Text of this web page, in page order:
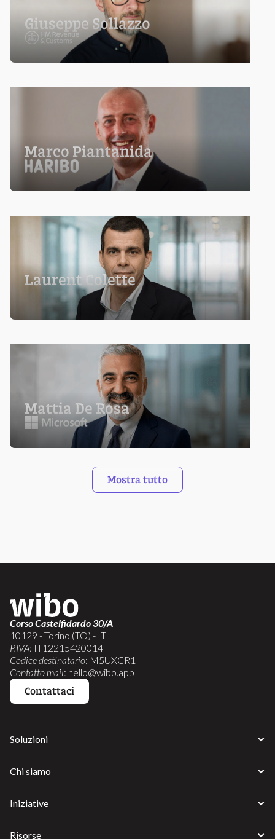
Giuseppe Sollazzo
Marco Piantanida
Laurent Colette
Mattia De Rosa
Mostra tutto
Corso Castelfidardo 30/A
10129 - Torino (TO) - IT
P.IVA: IT12215420014
Codice destinatario: M5UXCR1
Contatto mail: hello@wibo.app
Contattaci
Soluzioni
Chi siamo
Iniziative
Risorse